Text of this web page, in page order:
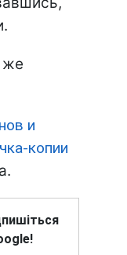
же
и
копии